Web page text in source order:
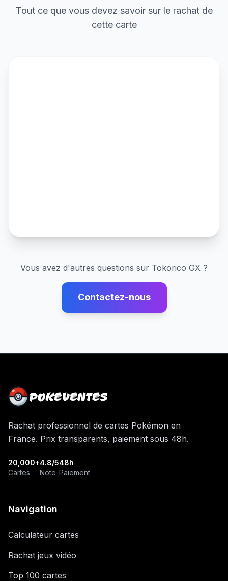
Tout ce que vous devez savoir sur le rachat de
cette carte
Vous avez d'autres questions sur Tokorico GX ?
Contactez-nous
POKEVENTES
Rachat professionnel de cartes Pokémon en
France. Prix transparents, paiement sous 48h.
20,000+
Cartes
4.8/5
Note
48h
Paiement
Navigation
Calculateur cartes
Rachat jeux vidéo
Top 100 cartes